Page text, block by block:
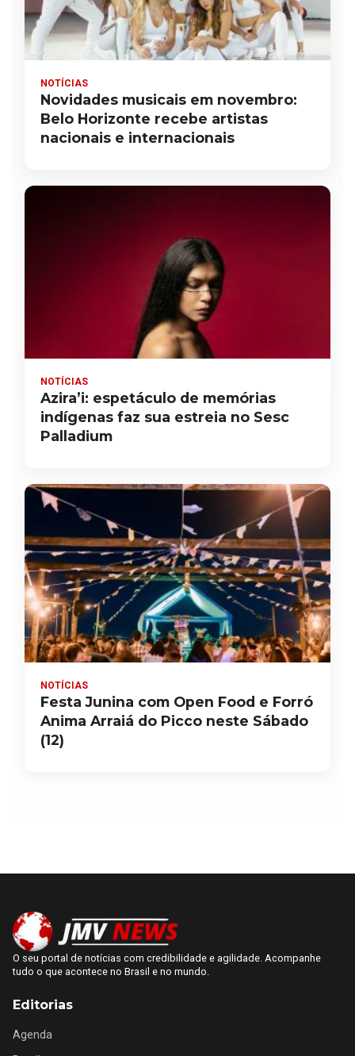
NOTÍCIAS
Novidades musicais em novembro:
Belo Horizonte recebe artistas
nacionais e internacionais
NOTÍCIAS
Azira’i: espetáculo de memórias
indígenas faz sua estreia no Sesc
Palladium
NOTÍCIAS
Festa Junina com Open Food e Forró
Anima Arraiá do Picco neste Sábado
(12)
O seu portal de notícias com credibilidade e agilidade. Acompanhe
tudo o que acontece no Brasil e no mundo.
Editorias
Agenda